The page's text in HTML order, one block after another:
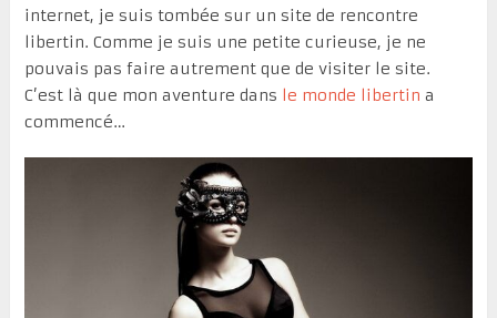
internet, je suis tombée sur un site de rencontre
libertin. Comme je suis une petite curieuse, je ne
pouvais pas faire autrement que de visiter le site.
C’est là que mon aventure dans le monde libertin a
commencé…